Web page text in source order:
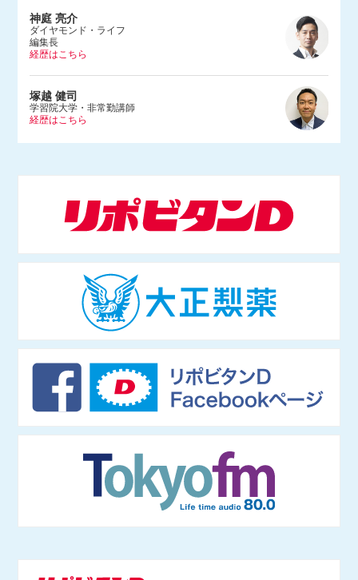
神庭 亮介
ダイヤモンド・ライフ
編集長
経歴はこちら
1983年、埼玉県生まれ。早稲田大学法学部を卒業後、2005年に朝日
新聞社入社。文化くらし報道部やデジタル編集部で記者をつとめ、2
015年にダンス営業規制問題を追った『ルポ風営法改正 踊れる国の
塚越 健司
学習院大学・非常勤講師
経歴はこちら
ースで読み解くネット社会の歩き方』（出版芸術社）をはじめ、共著
等多数。マスメディアでも積極的に発信し、朝日新 聞論壇委員（202
1年4月〜）もつとめる。